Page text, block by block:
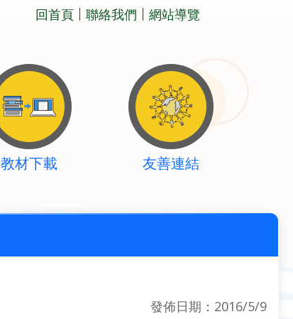
回首頁 聯絡我們 網站導覽
教材下載 友善連結
發佈日期：2016/5/9